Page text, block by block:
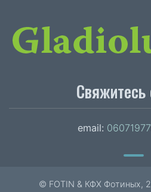
Свяжитесь
email:
© FOTIN & КФХ Фотиных,